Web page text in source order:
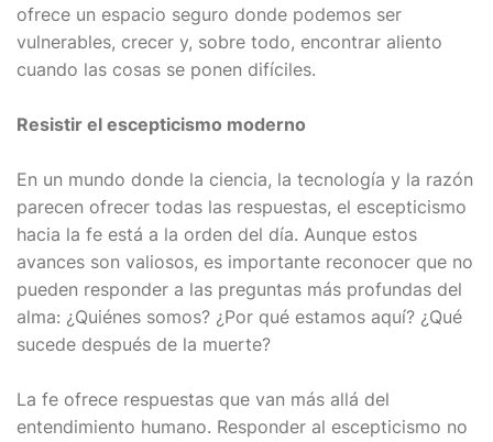
ofrece un espacio seguro donde podemos ser
vulnerables, crecer y, sobre todo, encontrar aliento
cuando las cosas se ponen difíciles.
Resistir el escepticismo moderno
En un mundo donde la ciencia, la tecnología y la razón
parecen ofrecer todas las respuestas, el escepticismo
hacia la fe está a la orden del día. Aunque estos
avances son valiosos, es importante reconocer que no
pueden responder a las preguntas más profundas del
alma: ¿Quiénes somos? ¿Por qué estamos aquí? ¿Qué
sucede después de la muerte?
La fe ofrece respuestas que van más allá del
entendimiento humano. Responder al escepticismo no